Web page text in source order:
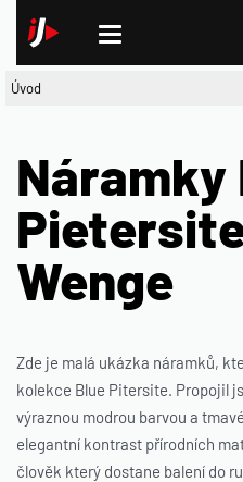
Úvod
Náramky
Wenge
Zde je malá ukázka náramků,
kolekce Blue Pitersite. Propojil
výraznou modrou barvou a
elegantní kontrast přírodních
člověk který dostane balení do